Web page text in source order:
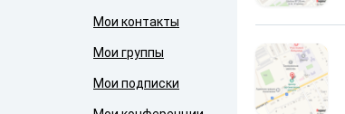
Мои контакты
Мои группы
Мои подписки